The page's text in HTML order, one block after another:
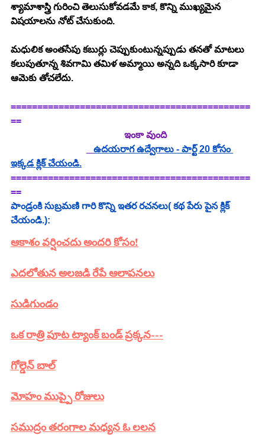
శ్యామాశాస్త్రి గురించి తెలుసుకోవడమే కాక, కొన్ని ముఖ్యమైన
విషయాలను నోట్ చేసుకుంది.
మధులిక అంతసేపు కబుర్లు చెప్పుకుంటున్నప్పుడు తనతో మాటలు
కలుపుతూన్న శివగామి తమిళ అమ్మాయి అన్నది ఒక్కసారి కూడా
ఆమెకు తోచలేదు.
=============================================
==
ఇంకా వుంది
ఉదయరాగ ఉద్వేగాలు - పార్ట్ 20 కోసం
ఇక్కడ క్లిక్ చేయండి.
=============================================
==
పాండ్రంకి సుబ్రమణి గారి కొన్ని ఇతర రచనలు( కథ పేరు పైన క్లిక్
చేయండి.):
ఆకాశం వర్షించదు అందరి కోసం!
ఎదలోతున అలజడి రేపే ఆలాపనలు
సుడిగుండం
ఒక రాత్రి పూట ట్యాంక్ బండ్ ప్రక్కన---
గోల్డెన్ బాల్
మోహం ముప్పై రోజులు
సముద్రం తరంగాల మధ్యన ఓ లలన